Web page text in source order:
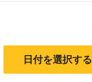
日付を選択する